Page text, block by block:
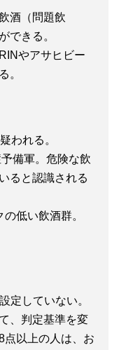
酒（問題飲
できる。
やアサヒビー
。
われる。
備軍。危険な飲
ると認識される
低い飲酒群。
定していない。
、判定基準を変
点以上の人は、お